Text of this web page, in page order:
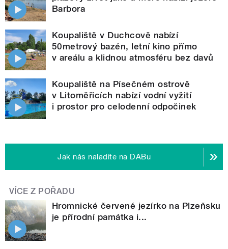
Barbora
Koupaliště v Duchcově nabízí
50metrový bazén, letní kino přímo
v areálu a klidnou atmosféru bez davů
Koupaliště na Písečném ostrově
v Litoměřicích nabízí vodní vyžití
i prostor pro celodenní odpočinek
Jak nás naladíte na DABu
VÍCE Z POŘADU
Hromnické červené jezírko na Plzeňsku
je přírodní památka i...